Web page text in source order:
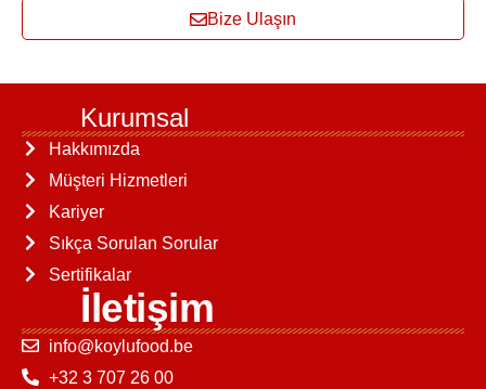
Bize Ulaşın
Kurumsal
Hakkımızda
Müşteri Hizmetleri
Kariyer
Sıkça Sorulan Sorular
Sertifikalar
İletişim
info@koylufood.be
+32 3 707 26 00